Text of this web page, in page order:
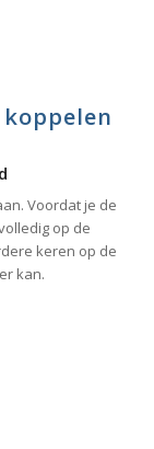
Voordat je de
op de
keren op de
kan.